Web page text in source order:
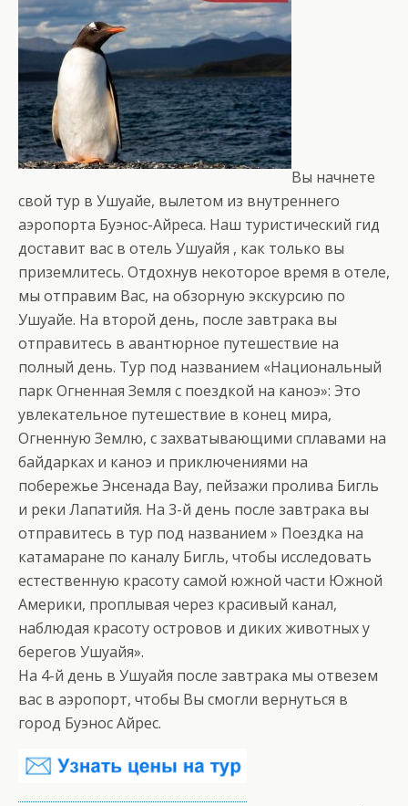
Вы начнете
свой тур в Ушуайе, вылетом из внутреннего
аэропорта Буэнос-Айреса. Наш туристический гид
доставит вас в отель Ушуайя , как только вы
приземлитесь. Отдохнув некоторое время в отеле,
мы отправим Вас, на обзорную экскурсию по
Ушуайе. На второй день, после завтрака вы
отправитесь в авантюрное путешествие на
полный день. Тур под названием «Национальный
парк Огненная Земля с поездкой на каноэ»: Это
увлекательное путешествие в конец мира,
Огненную Землю, с захватывающими сплавами на
байдарках и каноэ и приключениями на
побережье Энсенада Bay, пейзажи пролива Бигль
и реки Лапатийя. На 3-й день после завтрака вы
отправитесь в тур под названием » Поездка на
катамаране по каналу Бигль, чтобы исследовать
естественную красоту самой южной части Южной
Америки, проплывая через красивый канал,
наблюдая красоту островов и диких животных у
берегов Ушуайя».
На 4-й день в Ушуайя после завтрака мы отвезем
вас в аэропорт, чтобы Вы смогли вернуться в
город Буэнос Айрес.